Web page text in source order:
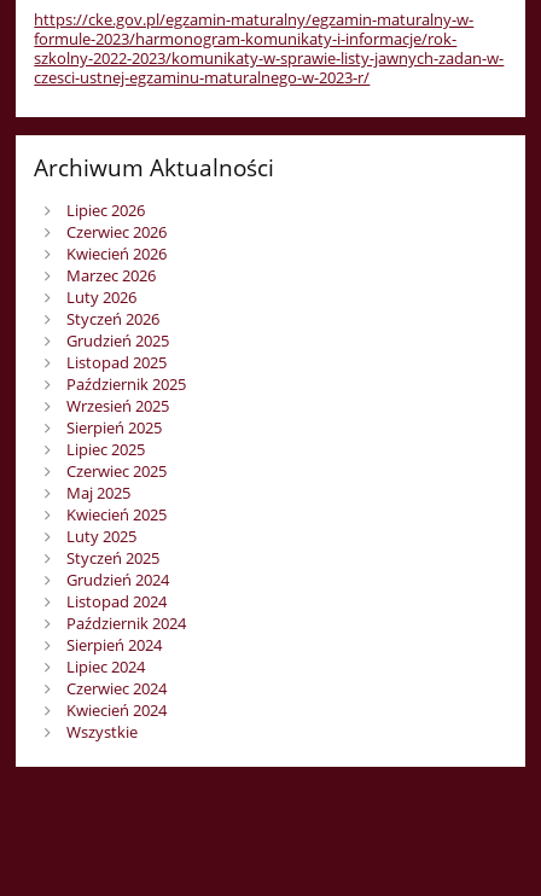
https://cke.gov.pl/egzamin-maturalny/egzamin-maturalny-w-
formule-2023/harmonogram-komunikaty-i-informacje/rok-
szkolny-2022-2023/komunikaty-w-sprawie-listy-jawnych-zadan-w-
czesci-ustnej-egzaminu-maturalnego-w-2023-r/
Archiwum Aktualności
Lipiec 2026
Czerwiec 2026
Kwiecień 2026
Marzec 2026
Luty 2026
Styczeń 2026
Grudzień 2025
Listopad 2025
Październik 2025
Wrzesień 2025
Sierpień 2025
Lipiec 2025
Czerwiec 2025
Maj 2025
Kwiecień 2025
Luty 2025
Styczeń 2025
Grudzień 2024
Listopad 2024
Październik 2024
Sierpień 2024
Lipiec 2024
Czerwiec 2024
Kwiecień 2024
Wszystkie